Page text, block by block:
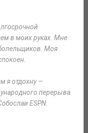
в моих руках. Мне
Моя
я отдохну —
перерыва.
ESPN.